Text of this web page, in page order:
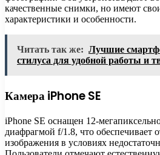
качественные снимки, но имеют
характеристики и особенности.
Читать так же: Лучшие
стилуса для удобной работы и
Камера iPhone SE
iPhone SE оснащен 12-
диафрагмой f/1.8, что обеспечивает
изображения в условиях